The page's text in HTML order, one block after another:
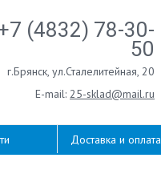
(4832) 78-30-
50
г.Брянск, ул.Сталелитейная, 20
E-mail: 25-sklad@mail.ru
Доставка и оплата